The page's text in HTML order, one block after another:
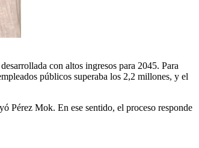
con altos ingresos para 2045. Para
públicos superaba los 2,2 millones, y el
Pérez Mok. En ese sentido, el proceso responde